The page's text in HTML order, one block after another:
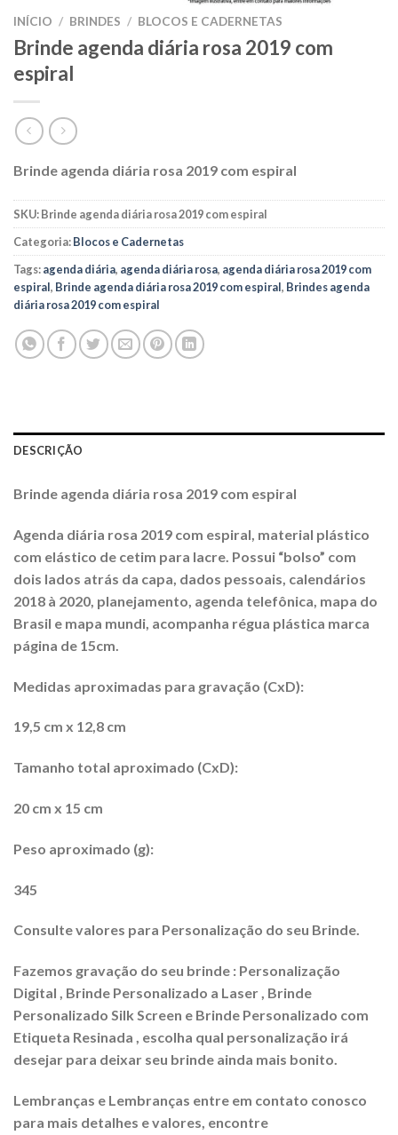
INÍCIO / BRINDES / BLOCOS E CADERNETAS
Brinde agenda diária rosa 2019 com
espiral
Brinde agenda diária rosa 2019 com espiral
SKU:Brinde agenda diária rosa 2019 com espiral
Categoria:Blocos e Cadernetas
Tags:agenda diária, agenda diária rosa, agenda diária rosa 2019 com
espiral, Brinde agenda diária rosa 2019 com espiral, Brindes agenda
diária rosa 2019 com espiral
DESCRIÇÃO
Brinde agenda diária rosa 2019 com espiral
Agenda diária rosa 2019 com espiral, material plástico
com elástico de cetim para lacre. Possui “bolso” com
dois lados atrás da capa, dados pessoais, calendários
2018 à 2020, planejamento, agenda telefônica, mapa do
Brasil e mapa mundi, acompanha régua plástica marca
página de 15cm.
Medidas aproximadas para gravação (CxD):
19,5 cm x 12,8 cm
Tamanho total aproximado (CxD):
20 cm x 15 cm
Peso aproximado (g):
345
Consulte valores para Personalização do seu Brinde.
Fazemos gravação do seu brinde : Personalização
Digital , Brinde Personalizado a Laser , Brinde
Personalizado Silk Screen e Brinde Personalizado com
Etiqueta Resinada , escolha qual personalização irá
desejar para deixar seu brinde ainda mais bonito.
Lembranças e Lembranças entre em contato conosco
para mais detalhes e valores, encontre